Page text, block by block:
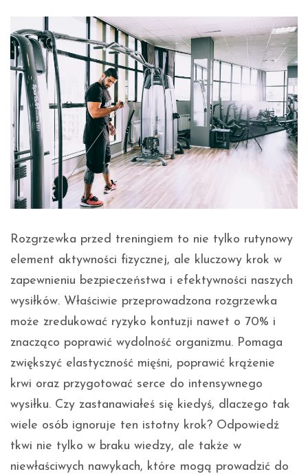
Rozgrzewka przed treningiem to nie tylko rutynowy
element aktywności fizycznej, ale kluczowy krok w
zapewnieniu bezpieczeństwa i efektywności naszych
wysiłków. Właściwie przeprowadzona rozgrzewka
może zredukować ryzyko kontuzji nawet o 70% i
znacząco poprawić wydolność organizmu. Pomaga
zwiększyć elastyczność mięśni, poprawić krążenie
krwi oraz przygotować serce do intensywnego
wysiłku. Czy zastanawiałeś się kiedyś, dlaczego tak
wiele osób ignoruje ten istotny krok? Odpowiedź
tkwi nie tylko w braku wiedzy, ale także w
niewłaściwych nawykach, które mogą prowadzić do